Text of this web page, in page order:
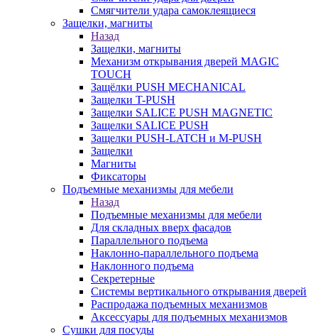
Cмягчители удара самоклеящиеся
Защелки, магниты
Назад
Защелки, магниты
Механизм открывания дверей MAGIC
TOUCH
Защёлки PUSH MECHANICAL
Защелки T-PUSH
Защелки SALICE PUSH MAGNETIC
Защелки SALICE PUSH
Защелки PUSH-LATCH и M-PUSH
Защелки
Магниты
Фиксаторы
Подъемные механизмы для мебели
Назад
Подъемные механизмы для мебели
Для складных вверх фасадов
Параллельного подъема
Наклонно-параллельного подъема
Наклонного подъема
Секретерные
Системы вертикального открывания дверей
Распродажа подъемных механизмов
Аксессуары для подъемных механизмов
Сушки для посуды